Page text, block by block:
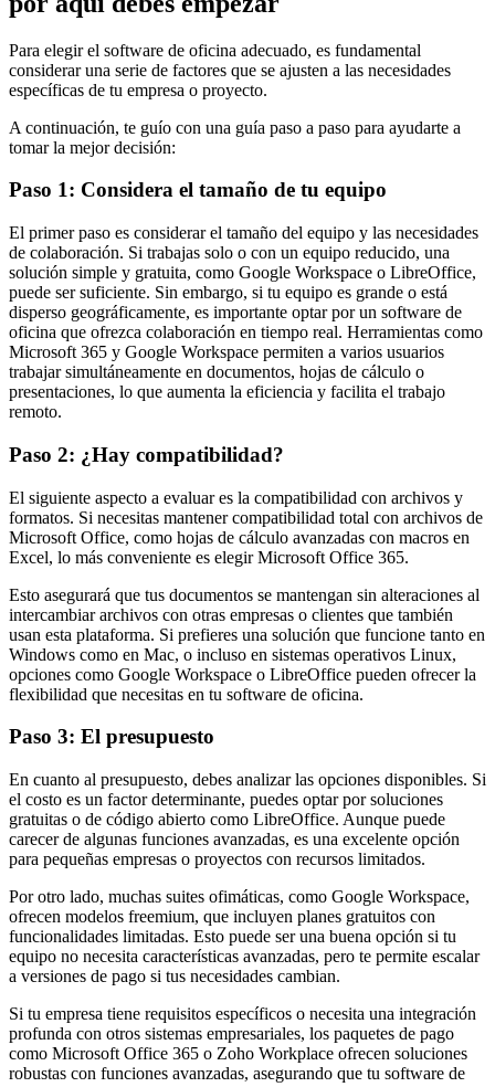
Para elegir el software de oficina adecuado, es fundamental
considerar una serie de factores que se ajusten a las necesidades
específicas de tu empresa o proyecto.
A continuación, te guío con una guía paso a paso para ayudarte a
tomar la mejor decisión:
Paso 1: Considera el tamaño de tu equipo
El primer paso es considerar el tamaño del equipo y las necesidades
de colaboración. Si trabajas solo o con un equipo reducido, una
solución simple y gratuita, como Google Workspace o LibreOffice,
puede ser suficiente. Sin embargo, si tu equipo es grande o está
disperso geográficamente, es importante optar por un software de
oficina que ofrezca colaboración en tiempo real. Herramientas como
Microsoft 365 y Google Workspace permiten a varios usuarios
trabajar simultáneamente en documentos, hojas de cálculo o
presentaciones, lo que aumenta la eficiencia y facilita el trabajo
remoto.
Paso 2: ¿Hay compatibilidad?
El siguiente aspecto a evaluar es la compatibilidad con archivos y
formatos. Si necesitas mantener compatibilidad total con archivos de
Microsoft Office, como hojas de cálculo avanzadas con macros en
Excel, lo más conveniente es elegir Microsoft Office 365.
Esto asegurará que tus documentos se mantengan sin alteraciones al
intercambiar archivos con otras empresas o clientes que también
usan esta plataforma. Si prefieres una solución que funcione tanto en
Windows como en Mac, o incluso en sistemas operativos Linux,
opciones como Google Workspace o LibreOffice pueden ofrecer la
flexibilidad que necesitas en tu software de oficina.
Paso 3: El presupuesto
En cuanto al presupuesto, debes analizar las opciones disponibles. Si
el costo es un factor determinante, puedes optar por soluciones
gratuitas o de código abierto como LibreOffice. Aunque puede
carecer de algunas funciones avanzadas, es una excelente opción
para pequeñas empresas o proyectos con recursos limitados.
Por otro lado, muchas suites ofimáticas, como Google Workspace,
ofrecen modelos freemium, que incluyen planes gratuitos con
funcionalidades limitadas. Esto puede ser una buena opción si tu
equipo no necesita características avanzadas, pero te permite escalar
a versiones de pago si tus necesidades cambian.
Si tu empresa tiene requisitos específicos o necesita una integración
profunda con otros sistemas empresariales, los paquetes de pago
como Microsoft Office 365 o Zoho Workplace ofrecen soluciones
robustas con funciones avanzadas, asegurando que tu software de